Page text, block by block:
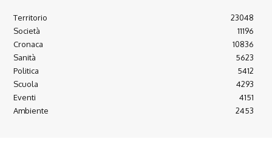
Territorio
23048
Società
11196
Cronaca
10836
Sanità
5623
Politica
5412
Scuola
4293
Eventi
4151
Ambiente
2453